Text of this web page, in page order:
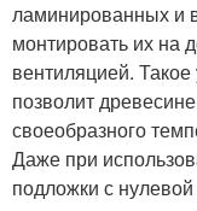
ламинированных и
монтировать их на
вентиляцией. Такое
позволит
своеобразного
Даже при
подложки с